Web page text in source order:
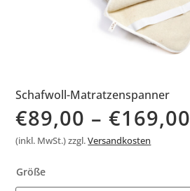
Schafwoll-Matratzenspanner
€89,00 –€169,00
(inkl. MwSt.) zzgl.Versandkosten
Größe